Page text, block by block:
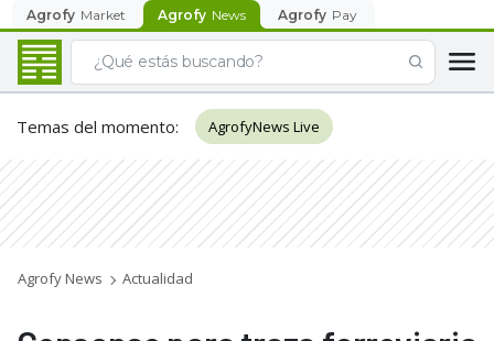
Agrofy Market Agrofy News Agrofy Pay
Temas del momento: AgrofyNews Live
Agrofy News Actualidad